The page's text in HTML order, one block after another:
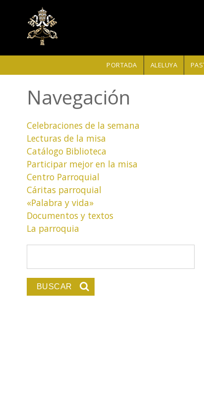
Pasar al contenido principal
PORTADA ALELUYA
Navegación
Celebraciones de la semana
Lecturas de la misa
Catálogo Biblioteca
Participar mejor en la misa
Centro Parroquial
Cáritas parroquial
«Palabra y vida»
Documentos y textos
La parroquia
Formulario de